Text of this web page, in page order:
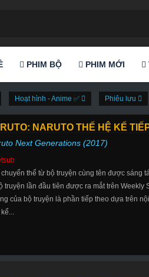
PHIM BỘ PHIM MỚI
Hoạt hình - Anime ✅ Phiêu lưu
NARUTO THẾ HỆ KẾ
Next Generations (2017)
thể từ bộ truyện cùng tên được sáng
truyện lần đầu tiên được ra mắt trên Weekly
của bộ truyện là phần tiếp theo dựa trên